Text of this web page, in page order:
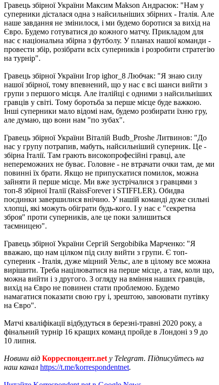
Гравець збірної України Максим Makson Андрасюк: "Нам у
суперники дісталася одна з найсильніших збірних - Італія. Але
наше завдання не змінилося, і ми будемо боротися за вихід на
Євро. Будемо готуватися до кожного матчу. Прикладом для
нас є національна збірна з футболу. У планах нашої команди -
провести збір, розібрати всіх суперників і розробити стратегію
на турнір".
Гравець збірної України Ігор ighor_8 Любчак: "Я знаю силу
нашої збірної, тому впевнений, що у нас є всі шанси вийти з
групи з першого місця. Але італійці є одними з найсильніших
гравців у світі. Тому боротьба за перше місце буде важкою.
Інші суперники мало відомі нам, будемо розбирати їхню гру,
але думаю, що вони нам "по зубах".
Гравець збірної України Віталій Budb_Proshe Литвинов: "До
нас у групу потрапив, мабуть, найсильніший суперник. Це -
збірна Італії. Там грають високопрофесійні гравці, але
непереможних не буває. Головне - не втрачати очки там, де ми
повинні їх брати. Якщо не припускатися помилок, можна
зайняти й перше місце. Ми вже зустрічалися з гравцями з
топ-8 збірної Італії (RaissForever і STIFFLER). Обидва
поєдинки завершилися внічию. У нашій команді дуже сильні
хлопці, які можуть обіграти будь-кого. І у нас є "секретна
зброя" проти суперників, але це поки залишиться
таємницею".
Гравець збірної України Сергій Sergobibika Марченко: "Я
вважаю, що нам цілком під силу вийти з групи. Є топ-
суперник - Італія, дуже міцний Уельс, але в цілому все можна
вирішити. Треба націлюватися на перше місце, а там, коли що,
можна вийти і з другого. З огляду на вміння наших гравців,
вихід на Євро не повинен стати проблемою. Будемо
намагатися показати свою гру і, зрештою, завоювати путівку
на Євро".
Матчі кваліфікації відбудуться в березні-травні 2020 року, а
фінальний турнір 16 кращих команд пройде в Лондоні з 9 до
10 липня.
Новини від Корреспондент.net у Telegram. Підписуйтесь на
наш канал https://t.me/korrespondentnet.